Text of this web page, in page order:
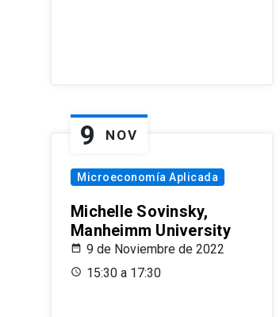
9 NOV
Microeconomía Aplicada
Michelle Sovinsky,
Manheimm University
9 de Noviembre de 2022
15:30 a 17:30